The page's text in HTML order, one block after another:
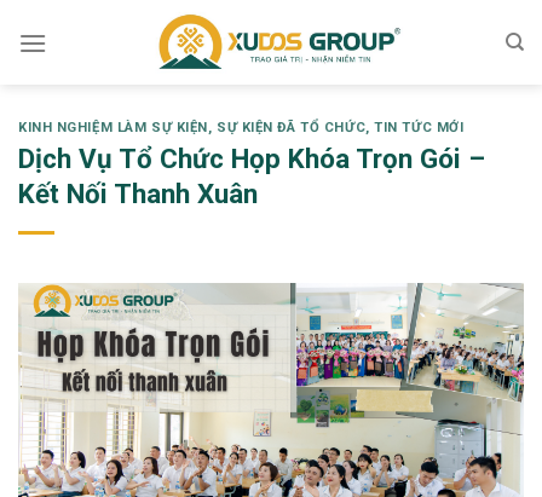
KINH NGHIỆM LÀM SỰ KIỆN, SỰ KIỆN ĐÃ TỔ CHỨC,TIN TỨC MỚI
Dịch Vụ Tổ Chức Họp Khóa Trọn Gói –
Kết Nối Thanh Xuân